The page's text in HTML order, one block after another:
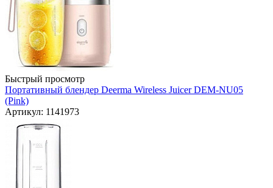
Быстрый просмотр
Портативный блендер Deerma Wireless Juicer DEM-NU05
(Pink)
Артикул: 1141973